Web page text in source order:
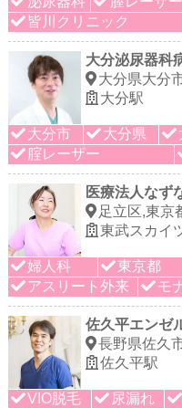
皆川クリニック
大分泌尿器科
大分県大分
大分駅
大分市 大分県
腟レーザー
医療法人なず
足立区,東京
東武スカイ
婦人科 東京都
アスリート外来
モ
佐久平エンゼ
長野県佐久
佐久平駅
VIO脱毛 尿漏れ